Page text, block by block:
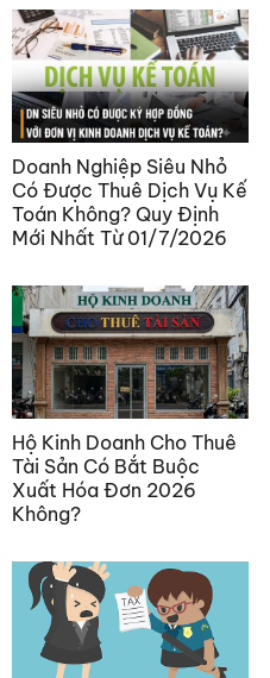
Doanh Nghiệp Siêu Nhỏ
Có Được Thuê Dịch Vụ Kế
Toán Không? Quy Định
Mới Nhất Từ 01/7/2026
Hộ Kinh Doanh Cho Thuê
Tài Sản Có Bắt Buộc
Xuất Hóa Đơn 2026
Không?